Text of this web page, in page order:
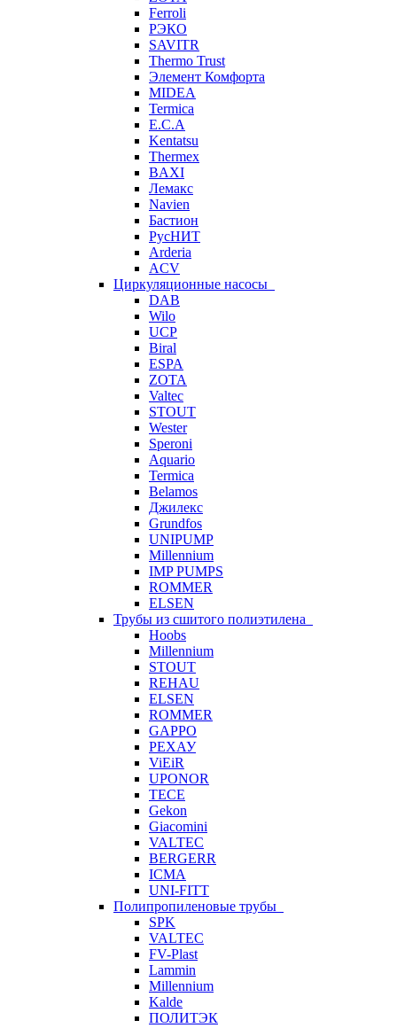
Ferroli
РЭКО
SAVITR
Thermo Trust
Элемент Комфорта
MIDEA
Termica
E.C.A
Kentatsu
Thermex
BAXI
Лемакс
Navien
Бастион
РусНИТ
Arderia
ACV
Циркуляционные насосы
DAB
Wilo
UCP
Biral
ESPA
ZOTA
Valtec
STOUT
Wester
Speroni
Aquario
Termica
Belamos
Джилекс
Grundfos
UNIPUMP
Millennium
IMP PUMPS
ROMMER
ELSEN
Трубы из сшитого полиэтилена
Hoobs
Millennium
STOUT
REHAU
ELSEN
ROMMER
GAPPO
РЕХАУ
ViEiR
UPONOR
TECE
Gekon
Giacomini
VALTEC
BERGERR
ICMA
UNI-FITT
Полипропиленовые трубы
SPK
VALTEC
FV-Plast
Lammin
Millennium
Kalde
ПОЛИТЭК